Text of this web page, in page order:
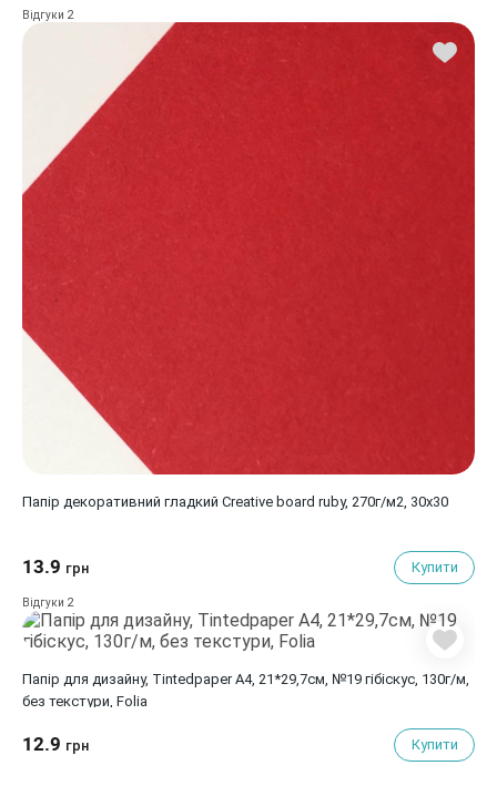
Відгуки 2
Папір декоративний гладкий Creative board ruby, 270г/м2, 30х30
13.9 грн Купити
Відгуки 2
Папір для дизайну, Tintedpaper А4, 21*29,7см, №19 гібіскус, 130г/м,
без текстури, Folia
12.9 грн Купити